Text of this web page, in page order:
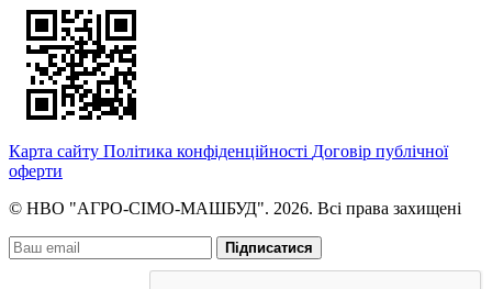
Карта сайту Політика конфіденційності Договір публічної
оферти
© НВО "АГРО-СІМО-МАШБУД". 2026. Всі права захищені
Підписатися